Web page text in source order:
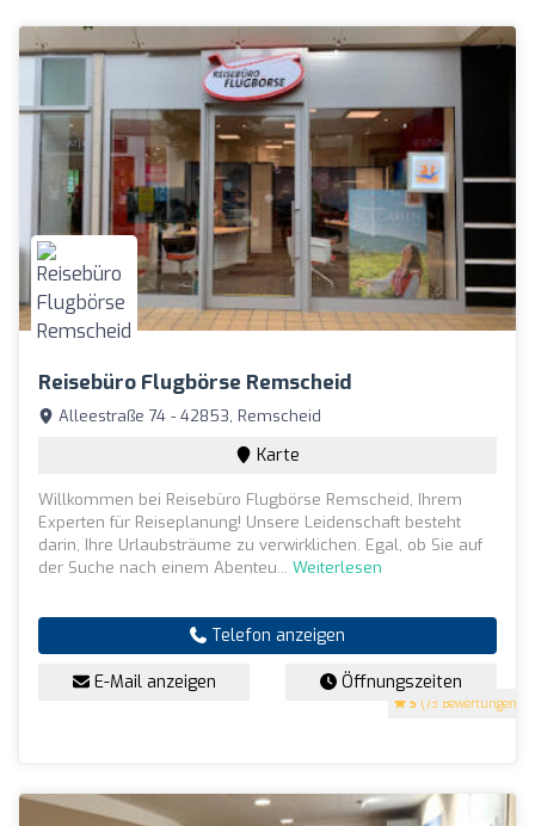
Reisebüro Flugbörse Remscheid
5 (73 Bewertungen)
Alleestraße 74 - 42853, Remscheid
Karte
Willkommen bei Reisebüro Flugbörse Remscheid, Ihrem
Experten für Reiseplanung! Unsere Leidenschaft besteht
darin, Ihre Urlaubsträume zu verwirklichen. Egal, ob Sie auf
der Suche nach einem Abenteu... Weiterlesen
Telefon anzeigen
E-Mail anzeigen Öffnungszeiten